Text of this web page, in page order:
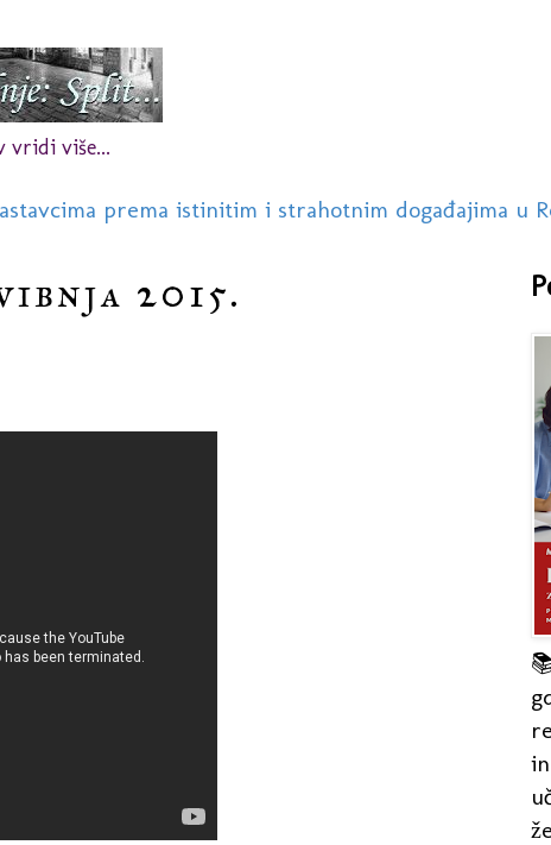
vridi više...
prema istinitim i strahotnim događajima u
2015.